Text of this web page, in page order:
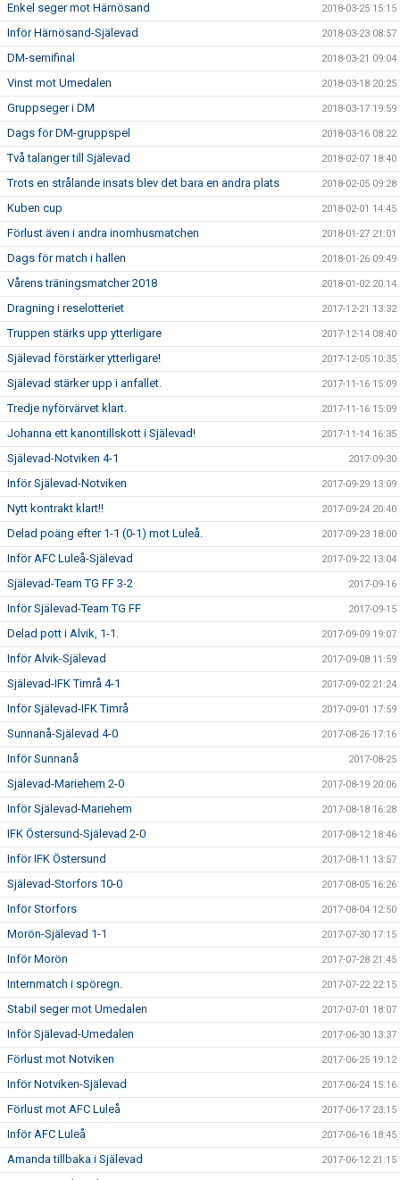
Enkel seger mot Härnösand 2018-03-25 15:15
Inför Härnösand-Själevad 2018-03-23 08:57
DM-semifinal 2018-03-21 09:04
Vinst mot Umedalen 2018-03-18 20:25
Gruppseger i DM 2018-03-17 19:59
Dags för DM-gruppspel 2018-03-16 08:22
Två talanger till Själevad 2018-02-07 18:40
Trots en strålande insats blev det bara en andra plats 2018-02-05 09:28
Kuben cup 2018-02-01 14:45
Förlust även i andra inomhusmatchen 2018-01-27 21:01
Dags för match i hallen 2018-01-26 09:49
Vårens träningsmatcher 2018 2018-01-02 20:14
Dragning i reselotteriet 2017-12-21 13:32
Truppen stärks upp ytterligare 2017-12-14 08:40
Själevad förstärker ytterligare! 2017-12-05 10:35
Själevad stärker upp i anfallet. 2017-11-16 15:09
Tredje nyförvärvet klart. 2017-11-16 15:09
Johanna ett kanontillskott i Själevad! 2017-11-14 16:35
Själevad-Notviken 4-1 2017-09-30
Inför Själevad-Notviken 2017-09-29 13:09
Nytt kontrakt klart!! 2017-09-24 20:40
Delad poäng efter 1-1 (0-1) mot Luleå. 2017-09-23 18:00
Inför AFC Luleå-Själevad 2017-09-22 13:04
Själevad-Team TG FF 3-2 2017-09-16
Inför Själevad-Team TG FF 2017-09-15
Delad pott i Alvik, 1-1. 2017-09-09 19:07
Inför Alvik-Själevad 2017-09-08 11:59
Själevad-IFK Timrå 4-1 2017-09-02 21:24
Inför Själevad-IFK Timrå 2017-09-01 17:59
Sunnanå-Själevad 4-0 2017-08-26 17:16
Inför Sunnanå 2017-08-25
Själevad-Mariehem 2-0 2017-08-19 20:06
Inför Själevad-Mariehem 2017-08-18 16:28
IFK Östersund-Själevad 2-0 2017-08-12 18:46
Inför IFK Östersund 2017-08-11 13:57
Själevad-Storfors 10-0 2017-08-05 16:26
Inför Storfors 2017-08-04 12:50
Morön-Själevad 1-1 2017-07-30 17:15
Inför Morön 2017-07-28 21:45
Internmatch i spöregn. 2017-07-22 22:15
Stabil seger mot Umedalen 2017-07-01 18:07
Inför Själevad-Umedalen 2017-06-30 13:37
Förlust mot Notviken 2017-06-25 19:12
Inför Notviken-Själevad 2017-06-24 15:16
Förlust mot AFC Luleå 2017-06-17 23:15
Inför AFC Luleå 2017-06-16 18:45
Amanda tillbaka i Själevad 2017-06-12 21:15